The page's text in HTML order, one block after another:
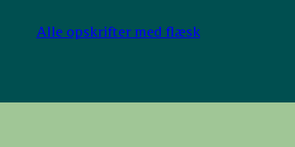
Alle opskrifter med flæsk